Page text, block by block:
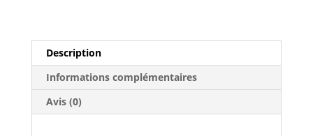
Description
Informations complémentaires
Avis (0)